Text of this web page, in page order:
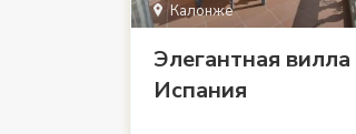
Калонже
Элегантная
Испания